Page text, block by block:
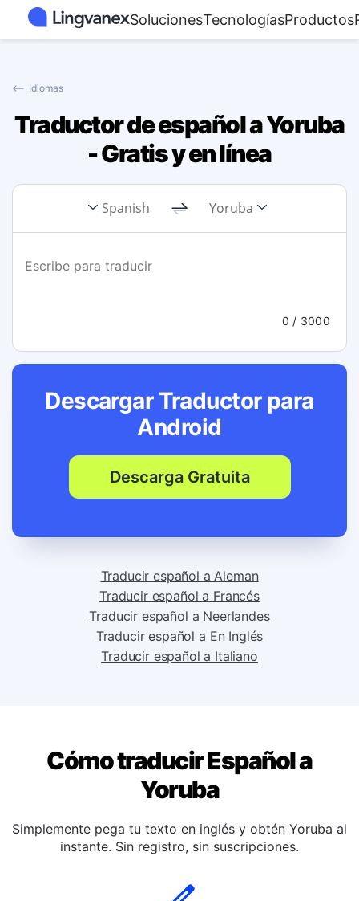
SolucionesTecnologíasProductos
⟵ Idiomas
Traductor de español a Yoruba
- Gratis y en línea
Spanish Yoruba
0 / 3000
Descargar Traductor para
Android
Descarga Gratuita
Traducir español a Aleman
Traducir español a Francés
Traducir español a Neerlandes
Cómo traducir Español a
Yoruba
instante. Sin registro, sin suscripciones.